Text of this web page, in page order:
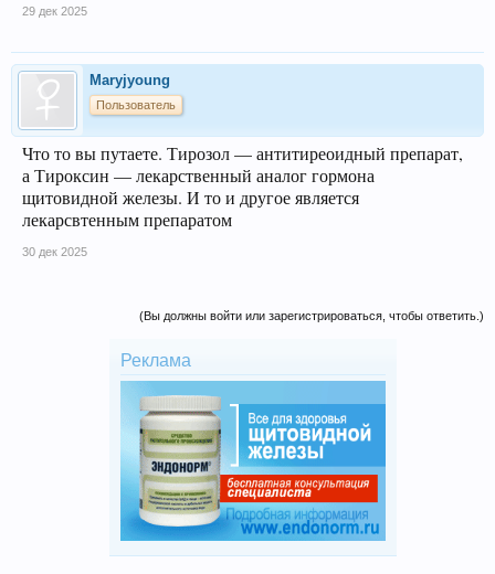
29 дек 2025
Maryjyoung
Пользователь
Что то вы путаете. Тирозол — антитиреоидный препарат,
а Тироксин — лекарственный аналог гормона
щитовидной железы. И то и другое является
лекарсвтенным препаратом
30 дек 2025
(Вы должны войти или зарегистрироваться, чтобы ответить.)
Реклама